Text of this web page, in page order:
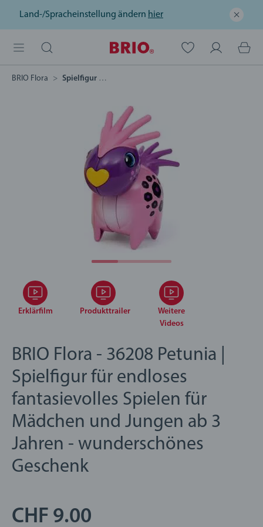
Land-/Spracheinstellung ändern hier
BRIO Flora Spielfigur Petunia
Erklärfilm Produkttrailer
Weitere
Videos
BRIO Flora - 36208 Petunia |
Spielfigur für endloses
fantasievolles Spielen für
Mädchen und Jungen ab 3
Jahren - wunderschönes
Geschenk
CHF 9.00